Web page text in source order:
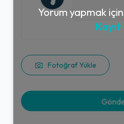
Fotoğraf Yükle
Yorum yapmak için
Kayıt